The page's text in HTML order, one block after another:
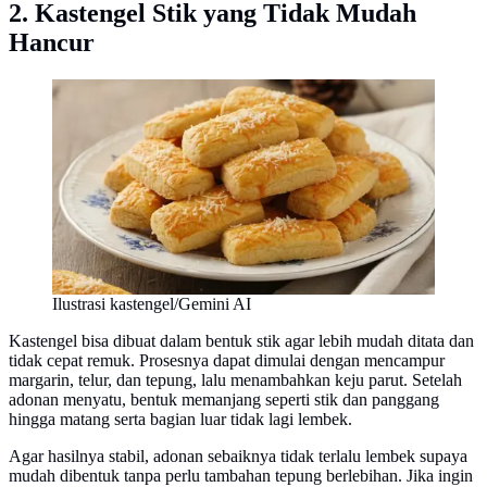
2. Kastengel Stik yang Tidak Mudah
Hancur
Ilustrasi kastengel/Gemini AI
Kastengel bisa dibuat dalam bentuk stik agar lebih mudah ditata dan
tidak cepat remuk. Prosesnya dapat dimulai dengan mencampur
margarin, telur, dan tepung, lalu menambahkan keju parut. Setelah
adonan menyatu, bentuk memanjang seperti stik dan panggang
hingga matang serta bagian luar tidak lagi lembek.
Agar hasilnya stabil, adonan sebaiknya tidak terlalu lembek supaya
mudah dibentuk tanpa perlu tambahan tepung berlebihan. Jika ingin